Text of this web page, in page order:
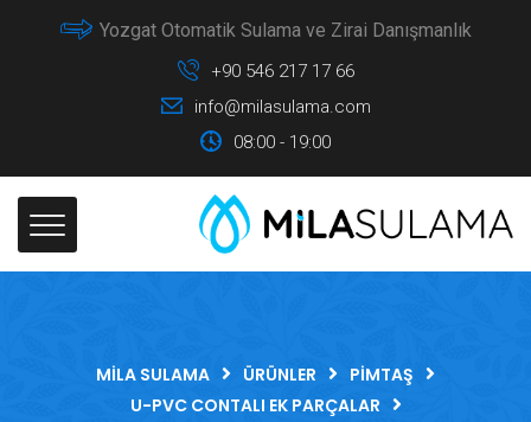
Yozgat Otomatik Sulama ve Zirai Danışmanlık
+90 546 217 17 66
info@milasulama.com
08:00 - 19:00
MILA SULAMA ÜRÜNLER
PIMTAŞ
U-PVC CONTALI EK PARÇALAR